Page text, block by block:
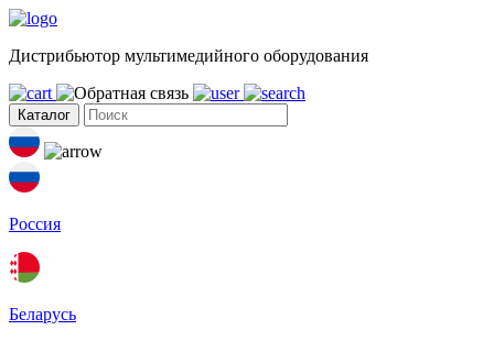
Дистрибьютор мультимедийного оборудования
Каталог
Россия
Беларусь